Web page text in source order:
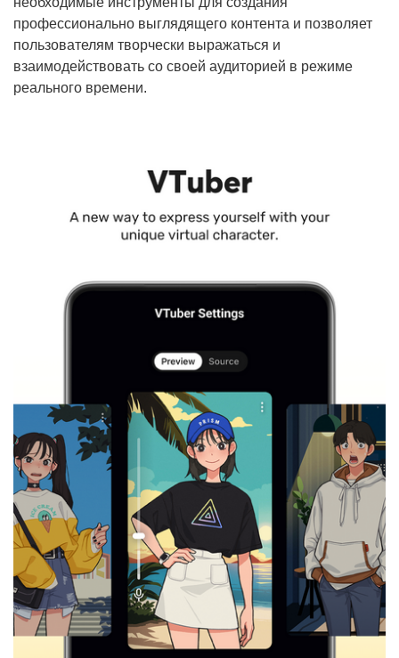
профессионально выглядящего контента и позволяет
пользователям творчески выражаться и
взаимодействовать со своей аудиторией в режиме
реального времени.